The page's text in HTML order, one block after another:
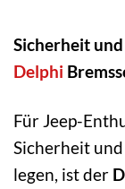
Sicherheit
Delphi
Für Jeep-
Sicherheit
legen, ist der